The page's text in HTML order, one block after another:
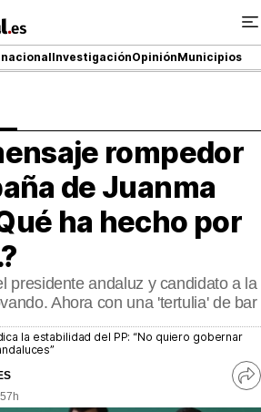
InvestigaciónOpiniónMunicipios
+
rompedor
de Juanma
ha hecho por
presidente andaluz y candidato a la
Ahora con una 'tertulia' de bar
la estabilidad del PP: “No quiero gobernar